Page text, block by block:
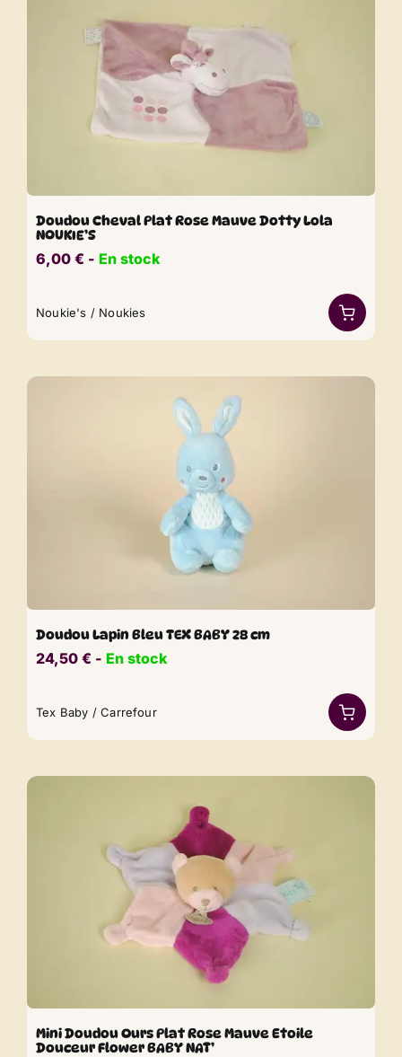
Doudou Cheval Plat Rose Mauve Dotty Lola
NOUKIE’S
6,00 € ​​ - En stock
Noukie's / Noukies
Doudou Lapin Bleu TEX BABY 28 cm
24,50 € ​​ - En stock
Tex Baby / Carrefour
Mini Doudou Ours Plat Rose Mauve Etoile
Douceur Flower BABY NAT’